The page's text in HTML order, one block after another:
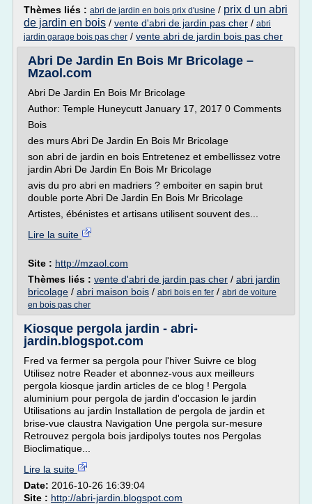
Thèmes liés : abri de jardin en bois prix d'usine / prix d un abri
de jardin en bois / vente d'abri de jardin pas cher / abri
jardin garage bois pas cher / vente abri de jardin bois pas cher
Abri De Jardin En Bois Mr Bricolage –
Mzaol.com
Abri De Jardin En Bois Mr Bricolage
Author: Temple Huneycutt January 17, 2017 0 Comments
Bois
des murs Abri De Jardin En Bois Mr Bricolage
son abri de jardin en bois Entretenez et embellissez votre
jardin Abri De Jardin En Bois Mr Bricolage
avis du pro abri en madriers ? emboiter en sapin brut
double porte Abri De Jardin En Bois Mr Bricolage
Artistes, ébénistes et artisans utilisent souvent des...
Lire la suite
Site : http://mzaol.com
Thèmes liés : vente d'abri de jardin pas cher / abri jardin
bricolage / abri maison bois / abri bois en fer / abri de voiture
en bois pas cher
Kiosque pergola jardin - abri-
jardin.blogspot.com
Fred va fermer sa pergola pour l'hiver Suivre ce blog
Utilisez notre Reader et abonnez-vous aux meilleurs
pergola kiosque jardin articles de ce blog ! Pergola
aluminium pour pergola de jardin d'occasion le jardin
Utilisations au jardin Installation de pergola de jardin et
brise-vue claustra Navigation Une pergola sur-mesure
Retrouvez pergola bois jardipolys toutes nos Pergolas
Bioclimatique...
Lire la suite
Date: 2016-10-26 16:39:04
Site : http://abri-jardin.blogspot.com